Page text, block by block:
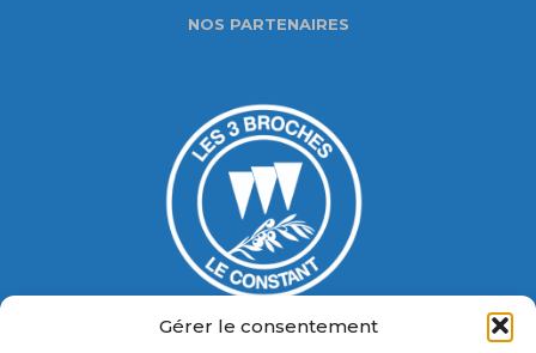
Gérer le consentement
NOS PARTENAIRES